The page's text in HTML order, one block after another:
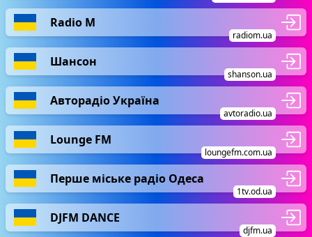
Radio М
radiom.ua
Шансон
shanson.ua
Авторадіо Україна
avtoradio.ua
Lounge FM
loungefm.com.ua
Перше міське радіо Одеса
1tv.od.ua
DJFM DANCE
djfm.ua